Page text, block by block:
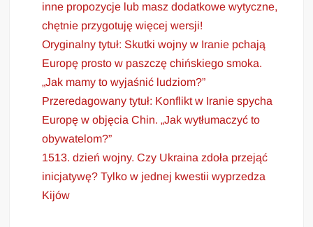
inne propozycje lub masz dodatkowe wytyczne,
chętnie przygotuję więcej wersji!
Oryginalny tytuł: Skutki wojny w Iranie pchają
Europę prosto w paszczę chińskiego smoka.
„Jak mamy to wyjaśnić ludziom?”
Przeredagowany tytuł: Konflikt w Iranie spycha
Europę w objęcia Chin. „Jak wytłumaczyć to
obywatelom?”
1513. dzień wojny. Czy Ukraina zdoła przejąć
inicjatywę? Tylko w jednej kwestii wyprzedza
Kijów